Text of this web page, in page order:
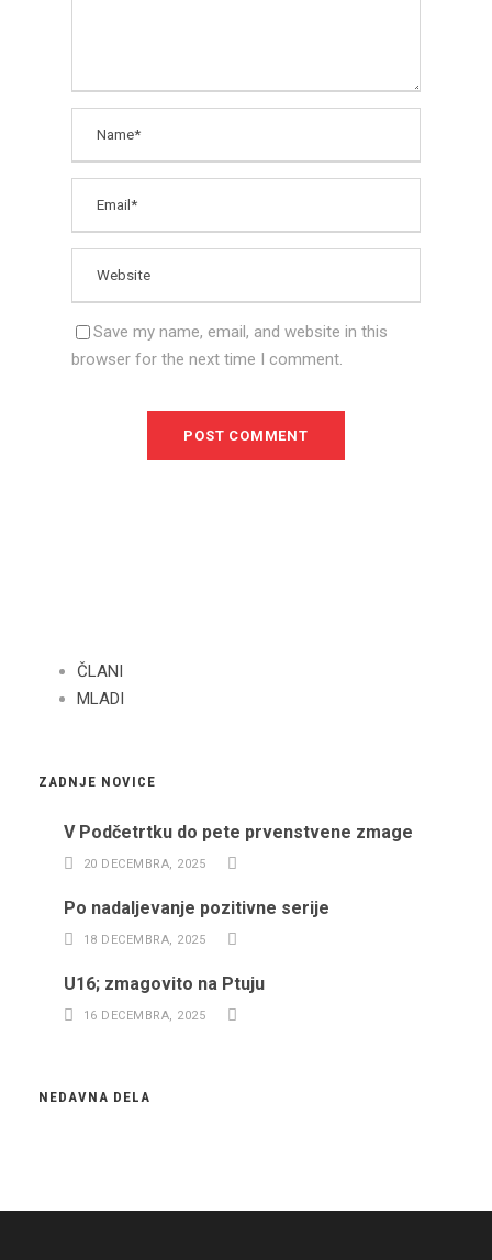
Save my name, email, and website in this
browser for the next time I comment.
ČLANI
MLADI
ZADNJE NOVICE
V Podčetrtku do pete prvenstvene zmage
20 DECEMBRA, 2025
Po nadaljevanje pozitivne serije
18 DECEMBRA, 2025
U16; zmagovito na Ptuju
16 DECEMBRA, 2025
NEDAVNA DELA